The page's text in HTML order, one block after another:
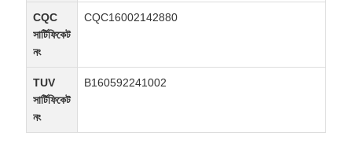
CQC
সার্টিফিকেট
নং
CQC16002142880
TUV
সার্টিফিকেট
নং
B160592241002